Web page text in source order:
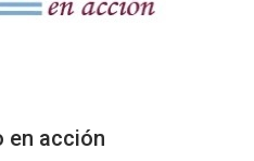
en acción